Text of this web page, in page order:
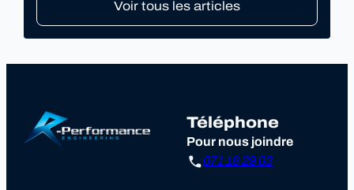
Voir tous les articles
Téléphone
Pour nous joindre
071 18 29 03